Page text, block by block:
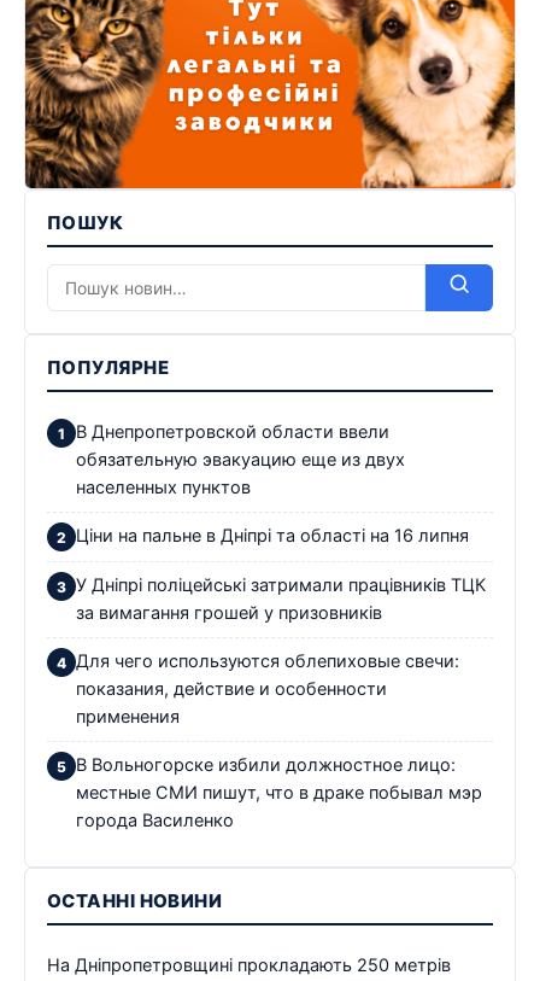
ПОШУК
ПОПУЛЯРНЕ
В Днепропетровской области ввели
обязательную эвакуацию еще из двух
населенных пунктов
Ціни на пальне в Дніпрі та області на 16 липня
У Дніпрі поліцейські затримали працівників ТЦК
за вимагання грошей у призовників
Для чего используются облепиховые свечи:
показания, действие и особенности
применения
В Вольногорске избили должностное лицо:
местные СМИ пишут, что в драке побывал мэр
города Василенко
ОСТАННІ НОВИНИ
На Дніпропетровщині прокладають 250 метрів